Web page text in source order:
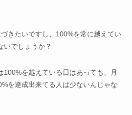
きたいですし、100%を常に越えてい
いでしょうか？
100%を越えている日はあっても、月
を達成出来てる人は少ないんじゃな